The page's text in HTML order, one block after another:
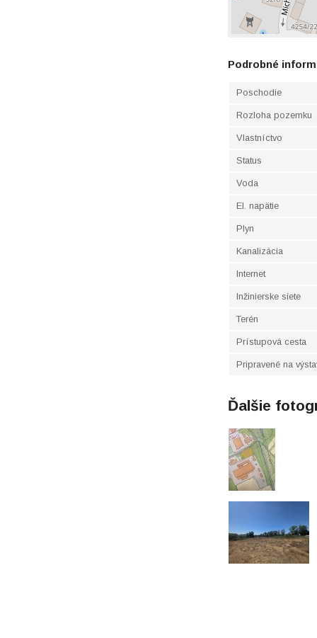
Podrobné
Poschodie
Rozloha pozemku
Vlastníctvo
Status
Voda
El. napätie
Plyn
Kanalizácia
Internet
Inžinierske siete
Terén
Prístupová cesta
Pripravené na
Ďalšie